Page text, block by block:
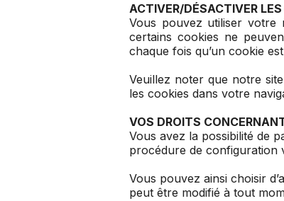
ACTIVER/DÉSACTIVER
Vous pouvez utiliser votre
certains cookies ne
chaque fois qu’un cookie
Veuillez noter que notre
les cookies dans votre
VOS DROITS
Vous avez la possibilité de
procédure de configuration
Vous pouvez ainsi choisir
peut être modifié à tout